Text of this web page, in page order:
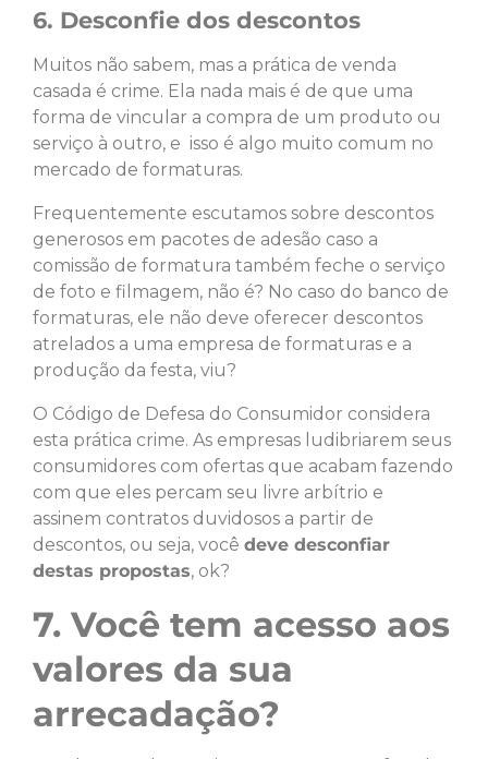
6. Desconfie dos descontos
Muitos não sabem, mas a prática de venda
casada é crime. Ela nada mais é de que uma
forma de vincular a compra de um produto ou
serviço à outro, e isso é algo muito comum no
mercado de formaturas.
Frequentemente escutamos sobre descontos
generosos em pacotes de adesão caso a
comissão de formatura também feche o serviço
de foto e filmagem, não é? No caso do banco de
formaturas, ele não deve oferecer descontos
atrelados a uma empresa de formaturas e a
produção da festa, viu?
O Código de Defesa do Consumidor considera
esta prática crime. As empresas ludibriarem seus
consumidores com ofertas que acabam fazendo
com que eles percam seu livre arbítrio e
assinem contratos duvidosos a partir de
descontos, ou seja, você deve desconfiar
destas propostas, ok?
7. Você tem acesso aos
valores da sua
arrecadação?